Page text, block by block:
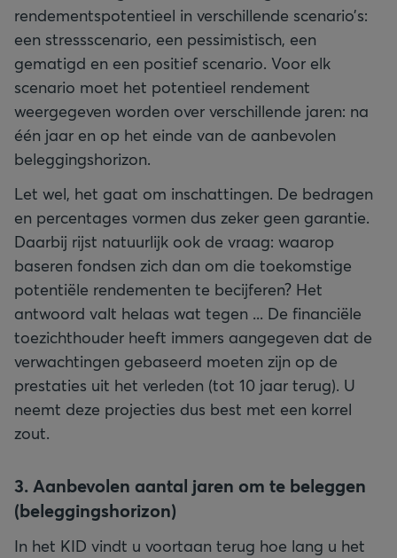
rendementspotentieel in verschillende scenario’s:
een stressscenario, een pessimistisch, een
gematigd en een positief scenario. Voor elk
scenario moet het potentieel rendement
weergegeven worden over verschillende jaren: na
één jaar en op het einde van de aanbevolen
beleggingshorizon.
Let wel, het gaat om inschattingen. De bedragen
en percentages vormen dus zeker geen garantie.
Daarbij rijst natuurlijk ook de vraag: waarop
baseren fondsen zich dan om die toekomstige
potentiële rendementen te becijferen? Het
antwoord valt helaas wat tegen ... De financiële
toezichthouder heeft immers aangegeven dat de
verwachtingen gebaseerd moeten zijn op de
prestaties uit het verleden (tot 10 jaar terug). U
neemt deze projecties dus best met een korrel
zout.
3. Aanbevolen aantal jaren om te beleggen
(beleggingshorizon)
In het KID vindt u voortaan terug hoe lang u het